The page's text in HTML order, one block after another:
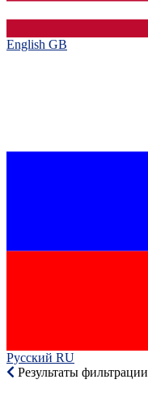
English GB‎
Русский RU‎
Результаты фильтрации